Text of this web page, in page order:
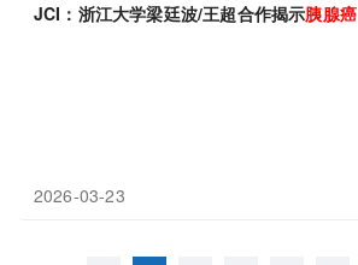
JCI：浙江大学梁廷波/王超合作揭示胰腺癌
2026-03-23